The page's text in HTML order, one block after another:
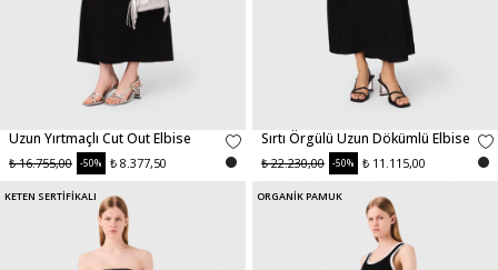
Uzun Yırtmaçlı Cut Out Elbise
₺ 16.755,00 -50% ₺ 8.377,50
Sırtı Örgülü Uzun Dökümlü Elbise
₺ 22.230,00 -50% ₺ 11.115,00
KETEN SERTİFİKALI ORGANİK PAMUK